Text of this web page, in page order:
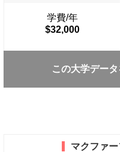
学費/年
$32,000
この大学デー
マクファ